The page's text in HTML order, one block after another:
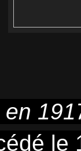
en
le